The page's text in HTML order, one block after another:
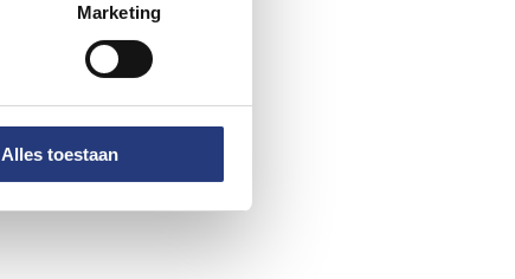
Marketing
Alles toestaan